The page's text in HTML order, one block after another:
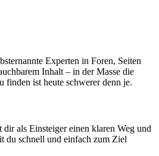
Experten in Foren, Seiten
Inhalt – in der Masse die
ist heute schwerer denn je.
dir als Einsteiger einen klaren Weg und
du schnell und einfach zum Ziel